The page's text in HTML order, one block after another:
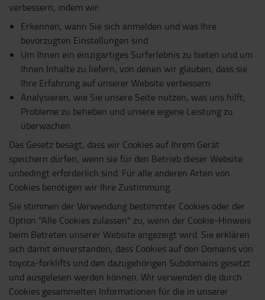
verbessern, indem wir:
Erkennen, wann Sie sich anmelden und was Ihre
bevorzugten Einstellungen sind
Um Ihnen ein einzigartiges Surferlebnis zu bieten und um
Ihnen Inhalte zu liefern, von denen wir glauben, dass sie
Ihre Erfahrung auf unserer Website verbessern
Analysieren, wie Sie unsere Seite nutzen, was uns hilft,
Probleme zu beheben und unsere eigene Leistung zu
überwachen
Das Gesetz besagt, dass wir Cookies auf Ihrem Gerät
speichern dürfen, wenn sie für den Betrieb dieser Website
unbedingt erforderlich sind. Für alle anderen Arten von
Cookies benötigen wir Ihre Zustimmung.
Sie stimmen der Verwendung bestimmter Cookies oder der
Option "Alle Cookies zulassen" zu, wenn der Cookie-Hinweis
beim Betreten unserer Website angezeigt wird. Sie erklären
sich damit einverstanden, dass Cookies auf den Domains von
toyota-forklifts und den dazugehörigen Subdomains gesetzt
und ausgelesen werden können. Wir verwenden die durch
Cookies gesammelten Informationen für die in unserer